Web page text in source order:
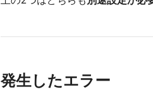
発生したエラー